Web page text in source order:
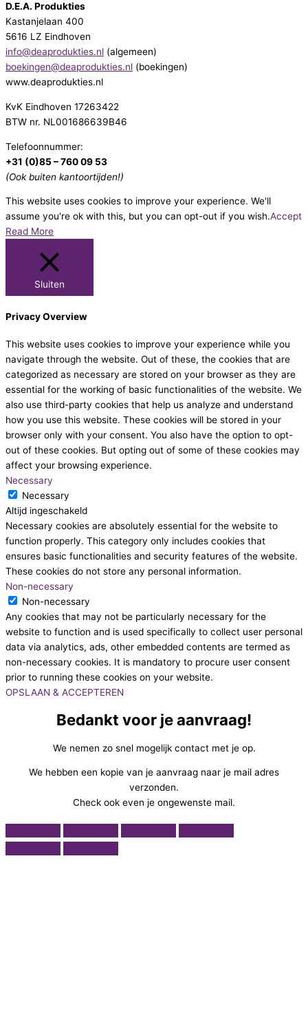
D.E.A. Produkties
Kastanjelaan 400
5616 LZ Eindhoven
info@deaprodukties.nl (algemeen)
boekingen@deaprodukties.nl (boekingen)
www.deaprodukties.nl
KvK Eindhoven 17263422
BTW nr. NL001686639B46
Telefoonnummer:
+31 (0)85 – 760 09 53
(Ook buiten kantoortijden!)
This website uses cookies to improve your experience. We'll
assume you're ok with this, but you can opt-out if you wish.Accept
Read More
Sluiten
Privacy Overview
This website uses cookies to improve your experience while you
navigate through the website. Out of these, the cookies that are
categorized as necessary are stored on your browser as they are
essential for the working of basic functionalities of the website. We
also use third-party cookies that help us analyze and understand
how you use this website. These cookies will be stored in your
browser only with your consent. You also have the option to opt-
out of these cookies. But opting out of some of these cookies may
affect your browsing experience.
Necessary
Necessary
Altijd ingeschakeld
Necessary cookies are absolutely essential for the website to
function properly. This category only includes cookies that
ensures basic functionalities and security features of the website.
These cookies do not store any personal information.
Non-necessary
Non-necessary
Any cookies that may not be particularly necessary for the
website to function and is used specifically to collect user personal
data via analytics, ads, other embedded contents are termed as
non-necessary cookies. It is mandatory to procure user consent
prior to running these cookies on your website.
OPSLAAN & ACCEPTEREN
Bedankt voor je aanvraag!
We nemen zo snel mogelijk contact met je op.
We hebben een kopie van je aanvraag naar je mail adres
verzonden.
Check ook even je ongewenste mail.